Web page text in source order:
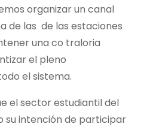
organizar un canal
de las de las estaciones
una co traloria
el pleno
el sistema.
el sector estudiantil del
su intención de participar